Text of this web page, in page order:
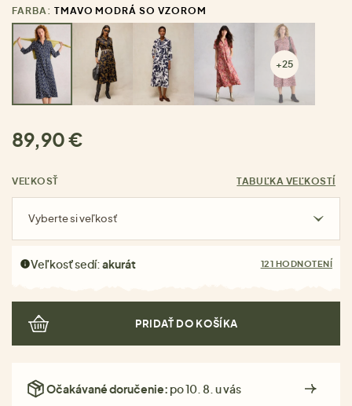
FARBA: TMAVO MODRÁ SO VZOROM
+25
89,90 €
VEĽKOSŤ TABUĽKA VEĽKOSTÍ
Vyberte si veľkosť
Veľkosť sedí:akurát 121 HODNOTENÍ
PRIDAŤ DO KOŠÍKA
Očakávané doručenie: po 10. 8. u vás